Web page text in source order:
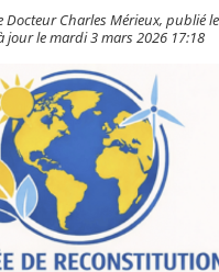
Docteur Charles Mérieux, publié
jour le mardi 3 mars 2026 17:18